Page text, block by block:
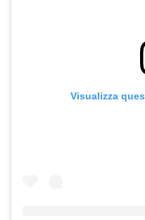
Visualizza